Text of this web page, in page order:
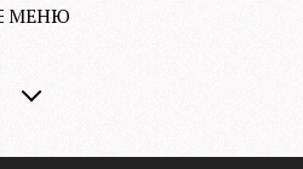
МЕНЮ